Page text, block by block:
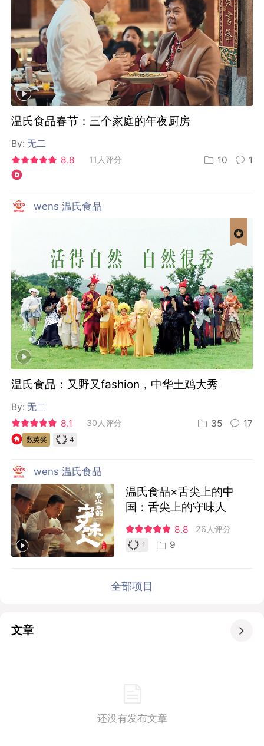
温氏食品春节：三个家庭的年夜厨房
By:无二
8.8
11人评分 10 1
wens 温氏食品
温氏食品：又野又fashion，中华土鸡大秀
By:无二
8.1
30人评分 35 17
数英奖 4
wens 温氏食品
温氏食品×舌尖上的中
国：舌尖上的守味人
8.8 26人评分
1 9
全部项目
文章 
还没有发布文章